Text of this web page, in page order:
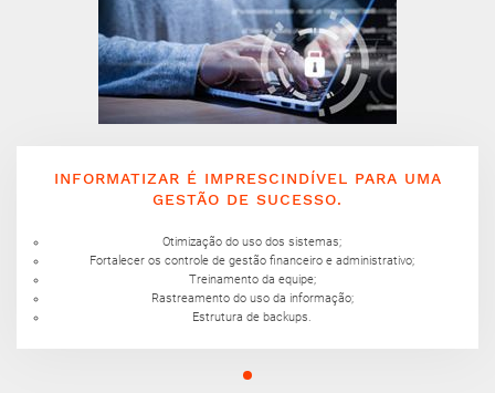
INFORMATIZAR É IMPRESCINDÍVEL PARA UMA
GESTÃO DE SUCESSO.
Otimização do uso dos sistemas;
Fortalecer os controle de gestão financeiro e administrativo;
Treinamento da equipe;
Rastreamento do uso da informação;
Estrutura de backups.